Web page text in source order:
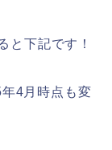
と下記です！
4月時点も変